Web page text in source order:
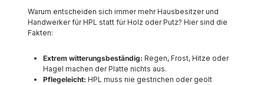
Warum entscheiden sich immer mehr Hausbesitzer und
Handwerker für HPL statt für Holz oder Putz? Hier sind die
Fakten:
Extrem witterungsbeständig: Regen, Frost, Hitze oder
Hagel machen der Platte nichts aus.
Pflegeleicht: HPL muss nie gestrichen oder geölt